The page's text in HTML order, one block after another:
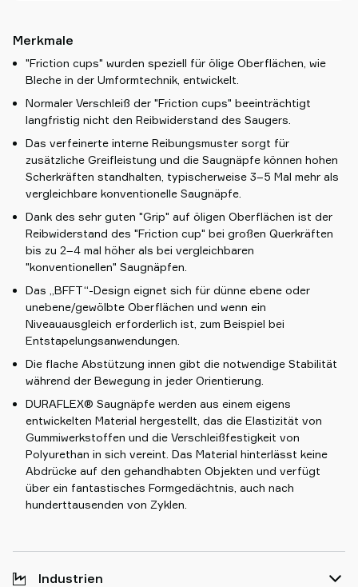
Merkmale
"Friction cups" wurden speziell für ölige Oberflächen, wie
Bleche in der Umformtechnik, entwickelt.
Normaler Verschleiß der "Friction cups" beeinträchtigt
langfristig nicht den Reibwiderstand des Saugers.
Das verfeinerte interne Reibungsmuster sorgt für
zusätzliche Greifleistung und die Saugnäpfe können hohen
Scherkräften standhalten, typischerweise 3–5 Mal mehr als
vergleichbare konventionelle Saugnäpfe.
Dank des sehr guten "Grip" auf öligen Oberflächen ist der
Reibwiderstand des "Friction cup" bei großen Querkräften
bis zu 2–4 mal höher als bei vergleichbaren
"konventionellen" Saugnäpfen.
Das „BFFT“-Design eignet sich für dünne ebene oder
unebene/gewölbte Oberflächen und wenn ein
Niveauausgleich erforderlich ist, zum Beispiel bei
Entstapelungsanwendungen.
Die flache Abstützung innen gibt die notwendige Stabilität
während der Bewegung in jeder Orientierung.
DURAFLEX® Saugnäpfe werden aus einem eigens
entwickelten Material hergestellt, das die Elastizität von
Gummiwerkstoffen und die Verschleißfestigkeit von
Polyurethan in sich vereint. Das Material hinterlässt keine
Abdrücke auf den gehandhabten Objekten und verfügt
über ein fantastisches Formgedächtnis, auch nach
hunderttausenden von Zyklen.
Industrien